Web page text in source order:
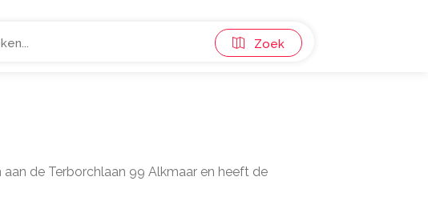
Zoek
de Terborchlaan 99 Alkmaar en heeft de